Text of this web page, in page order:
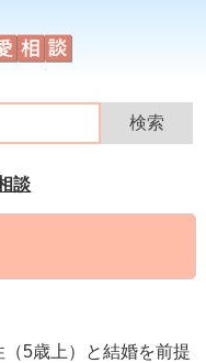
談
5歳上）と結婚を前提